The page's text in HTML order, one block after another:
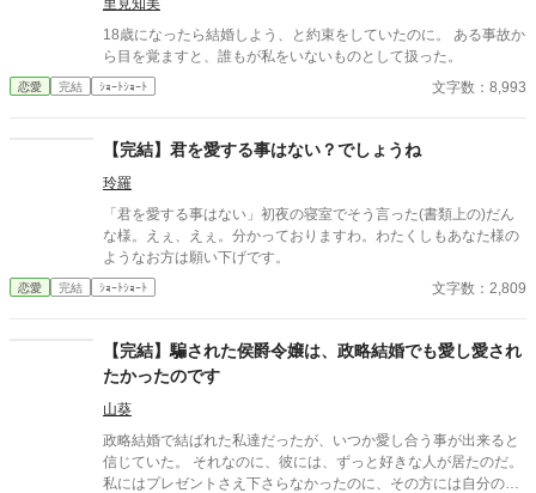
ントの凍てついた心は少しずつ変わり始める。 ――気付けば、彼
女の笑顔を守りたいと思うほどに。 だが、その矢先。 ヴィンセン
トは、リリーが一人の男と親しげに語り合う姿を目撃してしま
けを想っています」 激しく動揺し、彼女を責めるヴィンセント。
か」 亡き妻だけを愛すると誓った男と、叶わない初恋を胸にしま
い続ける女。 叶わないであろう恋に身を焦がす、すれ違い夫婦の
里見知美
18歳になったら結婚しよう、と約束をしていたのに。 ある事故か
ら目を覚ますと、誰もが私をいないものとして扱った。
恋愛 完結 ｼｮｰﾄｼｮｰﾄ 文字数：8,993
【完結】君を愛する事はない？でしょうね
玲羅
「君を愛する事はない」初夜の寝室でそう言った(書類上の)だん
な様。えぇ、えぇ。分かっておりますわ。わたくしもあなた様の
ようなお方は願い下げです。
恋愛 完結 ｼｮｰﾄｼｮｰﾄ 文字数：2,809
【完結】騙された侯爵令嬢は、政略結婚でも愛し愛され
たかったのです
山葵
政略結婚で結ばれた私達だったが、いつか愛し合う事が出来ると
信じていた。 それなのに、彼には、ずっと好きな人が居たのだ。
私にはプレゼントさえ下さらなかったのに、その方には自分の瞳